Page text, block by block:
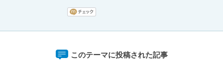
このテーマに投稿された記事